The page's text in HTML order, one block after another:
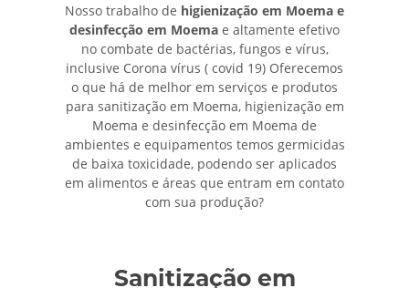
Nosso trabalho de higienização em Moema e
desinfecção em Moema e altamente efetivo
no combate de bactérias, fungos e vírus,
inclusive Corona vírus ( covid 19) Oferecemos
o que há de melhor em serviços e produtos
para sanitização em Moema, higienização em
Moema e desinfecção em Moema de
ambientes e equipamentos temos germicidas
de baixa toxicidade, podendo ser aplicados
em alimentos e áreas que entram em contato
com sua produção?
Sanitização em